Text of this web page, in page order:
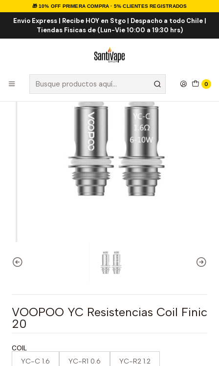
🎁 10% OFF PRIMERA COMPRA · 5% CLIENTES REGISTRADOS
Envio Express | Recibe HOY en Stgo | Despacho a todo Chile |
Tiendas Fisicas de (Lun-Vie 10:00 a 19:30 hrs)
0
Inicio INSUMOS RESISTENCIAS COMERCIALES
VOOPOO YC Resistencias Coil Finic 20
VOOPOO YC Resistencias Coil Finic
20
COIL
YC-C 1.6 YC-R1 0.6 YC-R2 1.2